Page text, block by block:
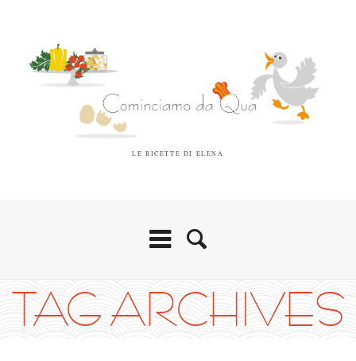
LE RICETTE DI ELENA
TAG ARCHIVES